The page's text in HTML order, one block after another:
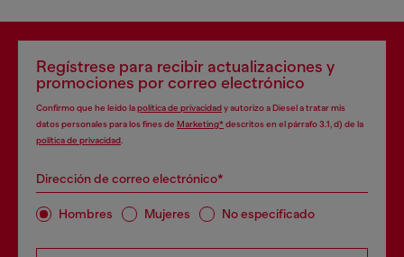
Regístrese para recibir actualizaciones y
promociones por correo electrónico
Confirmo que he leído lapolítica de privacidady autorizo a Diesel a tratar mis
datos personales para los fines de Marketing*descritos en el párrafo 3.1, d) de la
política de privacidad
Dirección de correo electrónico*
Hombres Mujeres No especificado